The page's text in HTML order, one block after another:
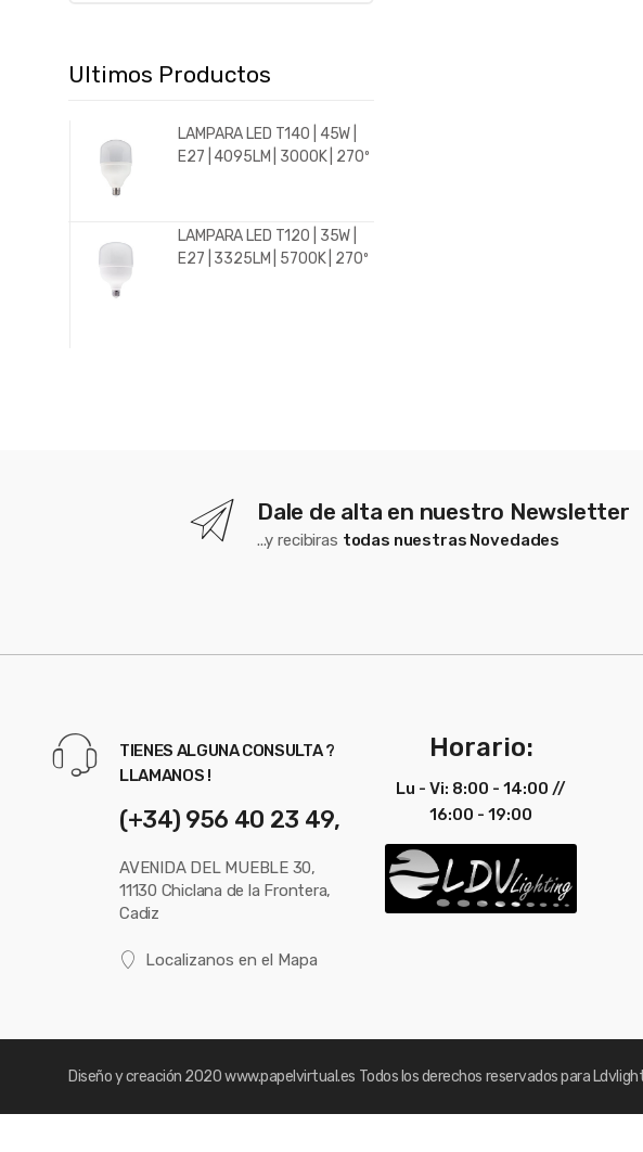
Ultimos Productos
LAMPARA LED T140 | 45W |
E27 | 4095LM | 3000K | 270º
LAMPARA LED T120 | 35W |
E27 | 3325LM | 5700K | 270º
Dale de alta en nuestro Newsletter
...y recibiras todas nuestras Novedades
TIENES ALGUNA CONSULTA ?
LLAMANOS !
(+34) 956 40 23 49,
AVENIDA DEL MUEBLE 30,
11130 Chiclana de la Frontera,
Cadiz
Localizanos en el Mapa
Horario:
Lu - Vi: 8:00 - 14:00 //
16:00 - 19:00
Diseño y creación 2020www.papelvirtual.es Todos los derechos reservados para